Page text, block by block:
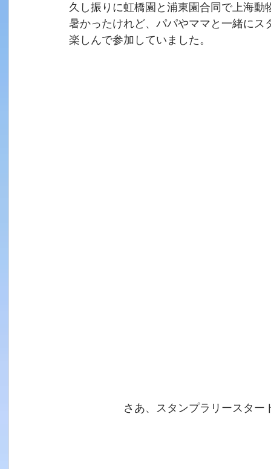
久し振りに虹橋園と浦東園合同で上海動
暑かったけれど、パパやママと一緒に
楽しんで参加していました。
さあ、スタンプラリースタート　